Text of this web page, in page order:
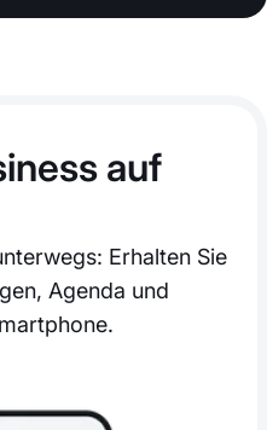
auf
Erhalten Sie
Agenda und